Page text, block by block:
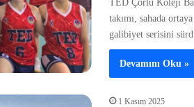
TED Çorlu Koleji
takımı, sahada
galibiyet serisini
Devamını Oku »
1 Kasım 2025